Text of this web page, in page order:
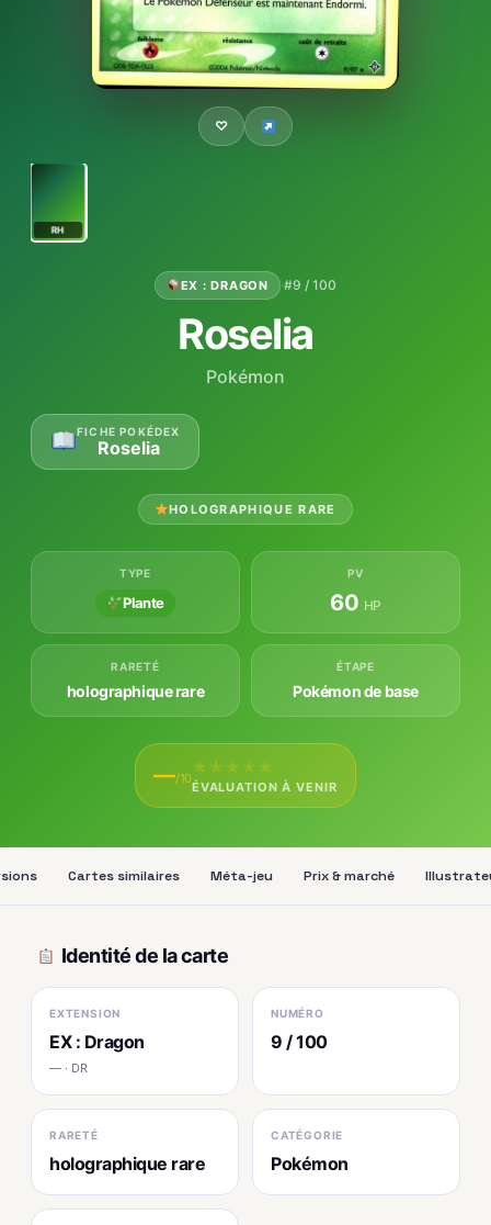
♡
RH
EX : DRAGON ·#9 / 100
Roselia
Pokémon
FICHE POKÉDEX
Roselia
HOLOGRAPHIQUE RARE
TYPE
Plante
PV
60 HP
RARETÉ
holographique rare
ÉTAPE
Pokémon de base
—/10
★ ★ ★ ★ ★
ÉVALUATION À VENIR
Cartes similaires Méta-jeu Prix & marché
Identité de la carte
EXTENSION
EX : Dragon
— · DR
NUMÉRO
9 / 100
RARETÉ
holographique rare
CATÉGORIE
Pokémon